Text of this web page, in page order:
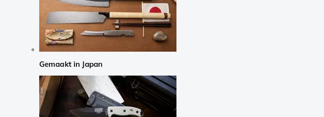
Gemaakt in Japan